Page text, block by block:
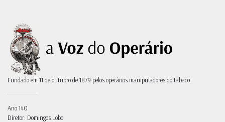
Fundado em 11 de outubro de 1879 pelos operários manipuladores do tabaco
Ano 140
Diretor: Domingos Lobo